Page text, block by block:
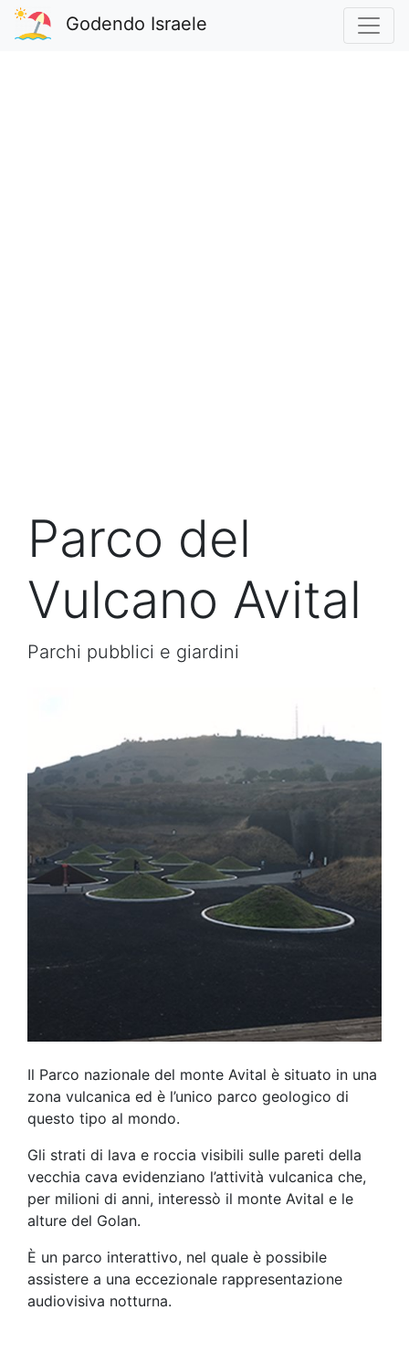
Godendo Israele
Parco del
Vulcano Avital
Parchi pubblici e giardini
Il Parco nazionale del monte Avital è situato in una
zona vulcanica ed è l’unico parco geologico di
questo tipo al mondo.
Gli strati di lava e roccia visibili sulle pareti della
vecchia cava evidenziano l’attività vulcanica che,
per milioni di anni, interessò il monte Avital e le
alture del Golan.
È un parco interattivo, nel quale è possibile
assistere a una eccezionale rappresentazione
audiovisiva notturna.